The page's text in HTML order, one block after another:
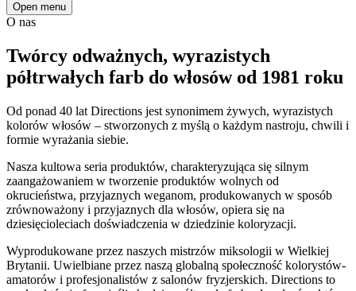
Open menu
O nas
Twórcy odważnych, wyrazistych
półtrwałych farb do włosów od 1981 roku
Od ponad 40 lat Directions jest synonimem żywych, wyrazistych
kolorów włosów – stworzonych z myślą o każdym nastroju, chwili i
formie wyrażania siebie.
Nasza kultowa seria produktów, charakteryzująca się silnym
zaangażowaniem w tworzenie produktów wolnych od
okrucieństwa, przyjaznych weganom, produkowanych w sposób
zrównoważony i przyjaznych dla włosów, opiera się na
dziesięcioleciach doświadczenia w dziedzinie koloryzacji.
Wyprodukowane przez naszych mistrzów miksologii w Wielkiej
Brytanii. Uwielbiane przez naszą globalną społeczność kolorystów-
amatorów i profesjonalistów z salonów fryzjerskich. Directions to